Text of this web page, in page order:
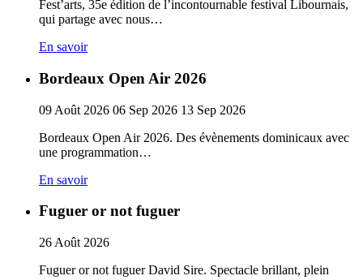
Fest’arts, 35e édition de l’incontournable festival Libournais,
qui partage avec nous…
En savoir
Bordeaux Open Air 2026
09 Août 2026 06 Sep 2026 13 Sep 2026
Bordeaux Open Air 2026. Des évènements dominicaux avec
une programmation…
En savoir
Fuguer or not fuguer
26 Août 2026
Fuguer or not fuguer David Sire. Spectacle brillant, plein